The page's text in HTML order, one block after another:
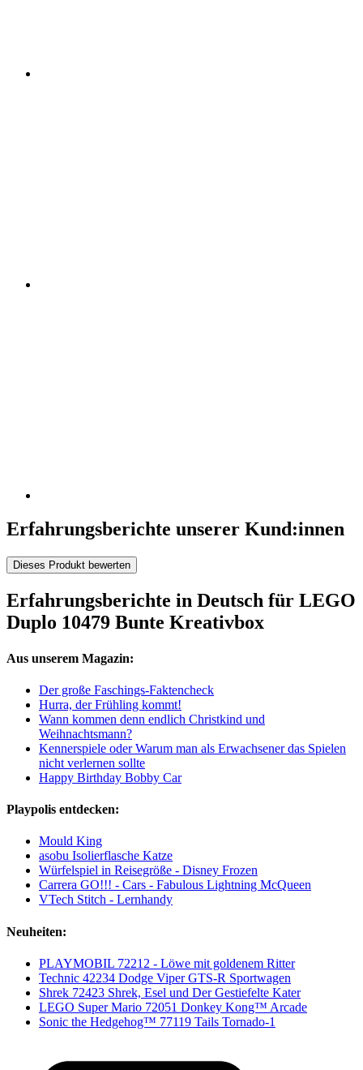
Erfahrungsberichte unserer Kund:innen
Dieses Produkt bewerten
Erfahrungsberichte in Deutsch für LEGO
Duplo 10479 Bunte Kreativbox
Aus unserem Magazin:
Der große Faschings-Faktencheck
Hurra, der Frühling kommt!
Wann kommen denn endlich Christkind und
Weihnachtsmann?
Kennerspiele oder Warum man als Erwachsener das Spielen
nicht verlernen sollte
Happy Birthday Bobby Car
Playpolis entdecken:
Mould King
asobu Isolierflasche Katze
Würfelspiel in Reisegröße - Disney Frozen
Carrera GO!!! - Cars - Fabulous Lightning McQueen
VTech Stitch - Lernhandy
Neuheiten:
PLAYMOBIL 72212 - Löwe mit goldenem Ritter
Technic 42234 Dodge Viper GTS-R Sportwagen
Shrek 72423 Shrek, Esel und Der Gestiefelte Kater
LEGO Super Mario 72051 Donkey Kong™ Arcade
Sonic the Hedgehog™ 77119 Tails Tornado-1